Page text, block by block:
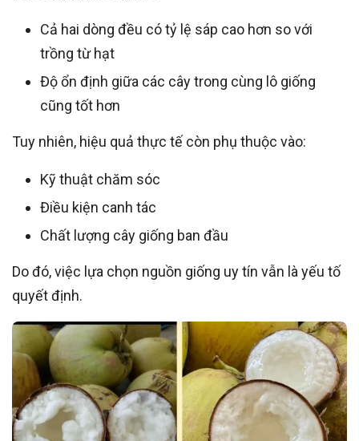
Cả hai dòng đều có tỷ lệ sáp cao hơn so với
trồng từ hạt
Độ ổn định giữa các cây trong cùng lô giống
cũng tốt hơn
Tuy nhiên, hiệu quả thực tế còn phụ thuộc vào:
Kỹ thuật chăm sóc
Điều kiện canh tác
Chất lượng cây giống ban đầu
Do đó, việc lựa chọn nguồn giống uy tín vẫn là yếu tố
quyết định.